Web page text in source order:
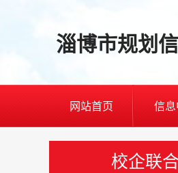
淄博市规划
网站首页 信
校企联合